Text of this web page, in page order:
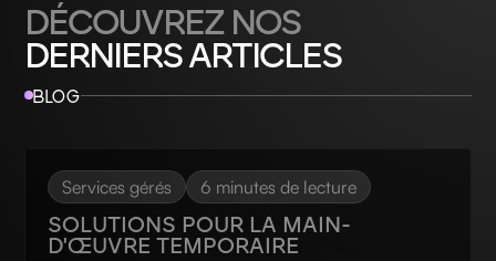
DÉCOUVREZ NOS
DERNIERS ARTICLES
BLOG
Services gérés 6 minutes de lecture
SOLUTIONS POUR LA MAIN-
D'ŒUVRE TEMPORAIRE